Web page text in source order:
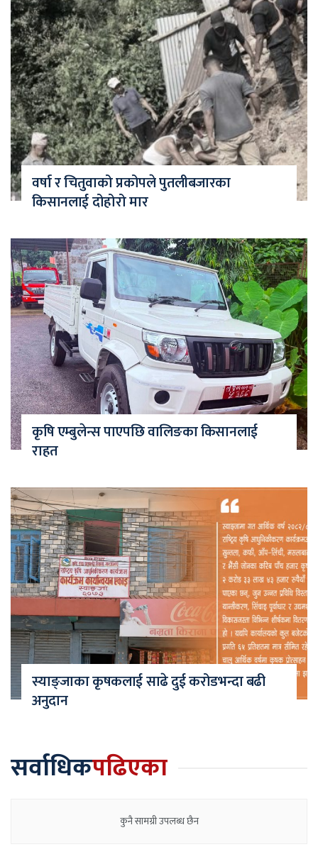
वर्षा र चितुवाको प्रकोपले पुतलीबजारका
किसानलाई दोहोरो मार
कृषि एम्बुलेन्स पाएपछि वालिङका किसानलाई
राहत
स्याङ्जाका कृषकलाई साढे दुई करोडभन्दा बढी
अनुदान
सर्वाधिकपढिएका
कुनै सामग्री उपलब्ध छैन